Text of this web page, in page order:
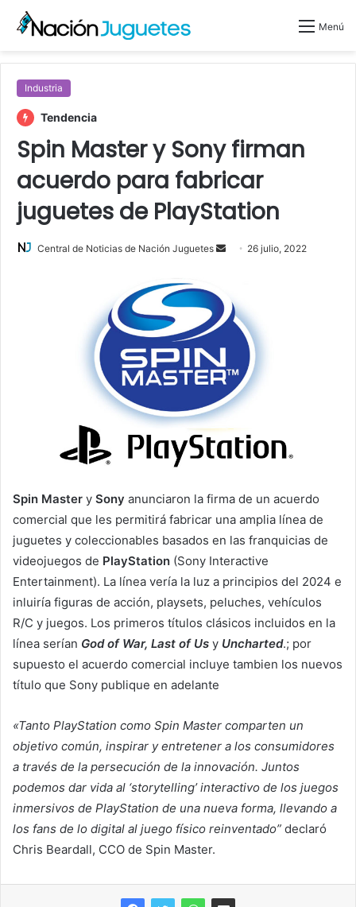
Menú
Industria
Tendencia
Spin Master y Sony firman
acuerdo para fabricar
juguetes de PlayStation
Central de Noticias de Nación Juguetes
a
m
a
l
26 julio, 2022
Spin Master y Sony anunciaron la firma de un acuerdo
comercial que les permitirá fabricar una amplia línea de
juguetes y coleccionables basados en las franquicias de
videojuegos de PlayStation (Sony Interactive
Entertainment). La línea vería la luz a principios del 2024 e
inluiría figuras de acción, playsets, peluches, vehículos
R/C y juegos. Los primeros títulos clásicos incluidos en la
línea serían God of War, Last of Us y Uncharted.; por
supuesto el acuerdo comercial incluye tambien los nuevos
título que Sony publique en adelante
«Tanto PlayStation como Spin Master comparten un
objetivo común, inspirar y entretener a los consumidores
a través de la persecución de la innovación. Juntos
podemos dar vida al ‘storytelling’ interactivo de los juegos
inmersivos de PlayStation de una nueva forma, llevando a
los fans de lo digital al juego físico reinventado” declaró
Chris Beardall, CCO de Spin Master.